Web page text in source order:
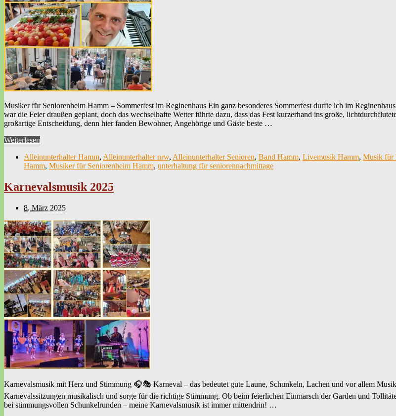
Musiker für Seniorenheim Hamm – Sommerfest im Reginenhaus Ein ganz besonderes Sommerfest durfte ich im
war die Feier draußen geplant, doch das wechselhafte Wetter führte dazu, dass das Fest kurzerhand ins große,
großartige Entscheidung, denn hier fanden Bewohner, Angehörige und Gäste beste …
Weiterlesen
Alleinunterhalter Hamm, Alleinunterhalter nrw, Alleinunterhalter Senioren, Band Hamm, Livemusik Hamm, Musik für
Hamm, Musiker für Seniorenheim Hamm, unterhaltung für seniorennachmittage
Karnevalsmusik 2025
8. März 2025
Karnevalsmusik mit Herz und Stimmung 🎧🎭 Karneval – das bedeutet gute Laune, Schunkeln, Lachen und vor allem
Karnevalssitzungen musikalisch und sorge für die richtige Stimmung. Ob beim feierlichen Einmarsch der Garden und
bei stimmungsvollen Schunkelrunden – meine Karnevalsmusik ist immer mittendrin! …